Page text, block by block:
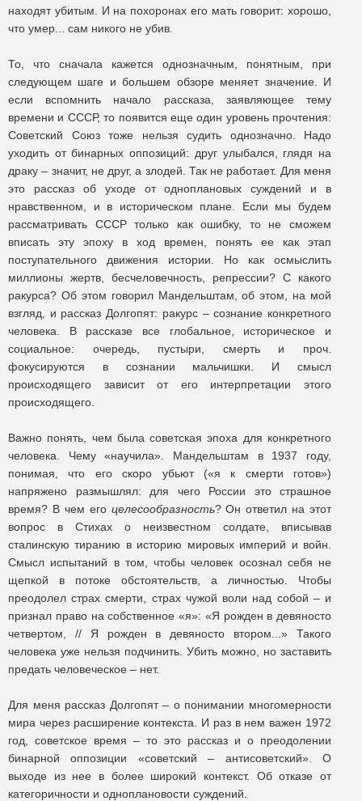
находят убитым. И на похоронах его мать говорит: хорошо,
что умер... сам никого не убив.
То, что сначала кажется однозначным, понятным, при
следующем шаге и большем обзоре меняет значение. И
если вспомнить начало рассказа, заявляющее тему
времени и СССР, то появится еще один уровень прочтения:
Советский Союз тоже нельзя судить однозначно. Надо
уходить от бинарных оппозиций: друг улыбался, глядя на
драку – значит, не друг, а злодей. Так не работает. Для меня
это рассказ об уходе от одноплановых суждений и в
нравственном, и в историческом плане. Если мы будем
рассматривать СССР только как ошибку, то не сможем
вписать эту эпоху в ход времен, понять ее как этап
поступательного движения истории. Но как осмыслить
миллионы жертв, бесчеловечность, репрессии? С какого
ракурса? Об этом говорил Мандельштам, об этом, на мой
взгляд, и рассказ Долгопят: ракурс – сознание конкретного
человека. В рассказе все глобальное, историческое и
социальное: очередь, пустыри, смерть и проч.
фокусируются в сознании мальчишки. И смысл
происходящего зависит от его интерпретации этого
происходящего.
Важно понять, чем была советская эпоха для конкретного
человека. Чему «научила». Мандельштам в 1937 году,
понимая, что его скоро убьют («я к смерти готов»)
напряжено размышлял: для чего России это страшное
время? В чем его целесообразность? Он ответил на этот
вопрос в Стихах о неизвестном солдате, вписывав
сталинскую тиранию в историю мировых империй и войн.
Смысл испытаний в том, чтобы человек осознал себя не
щепкой в потоке обстоятельств, а личностью. Чтобы
преодолел страх смерти, страх чужой воли над собой – и
признал право на собственное «я»: «Я рожден в девяносто
четвертом, // Я рожден в девяносто втором...» Такого
человека уже нельзя подчинить. Убить можно, но заставить
предать человеческое – нет.
Для меня рассказ Долгопят – о понимании многомерности
мира через расширение контекста. И раз в нем важен 1972
год, советское время ­– то это рассказ и о преодолении
бинарной оппозиции «советский – антисоветский». О
выходе из нее в более широкий контекст. Об отказе от
категоричности и одноплановости суждений.